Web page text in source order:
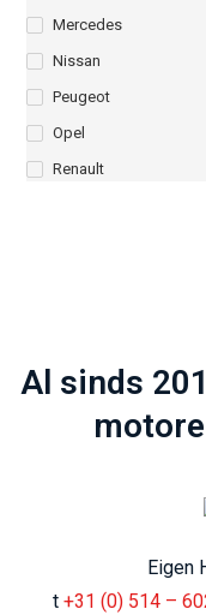
Mercedes
Nissan
Peugeot
Opel
Renault
Al sinds
Eigen
t +31 (0) 514 –